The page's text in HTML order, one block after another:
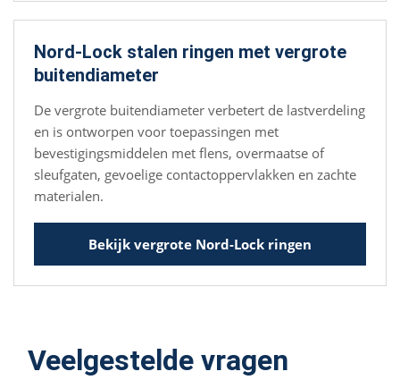
Nord-Lock stalen ringen met vergrote
buitendiameter
De vergrote buitendiameter verbetert de lastverdeling
en is ontworpen voor toepassingen met
bevestigingsmiddelen met flens, overmaatse of
sleufgaten, gevoelige contactoppervlakken en zachte
materialen.
Bekijk vergrote Nord-Lock ringen
Veelgestelde vragen